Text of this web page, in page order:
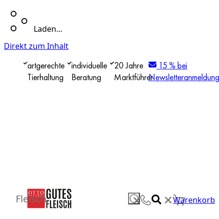
Laden...
Direkt zum Inhalt
artgerechte
Tierhaltung
individuelle
Beratung
20 Jahre
Marktführer
15 % bei
Newsletteranmeldung
✕ ✕Warenkorb
Fleisch